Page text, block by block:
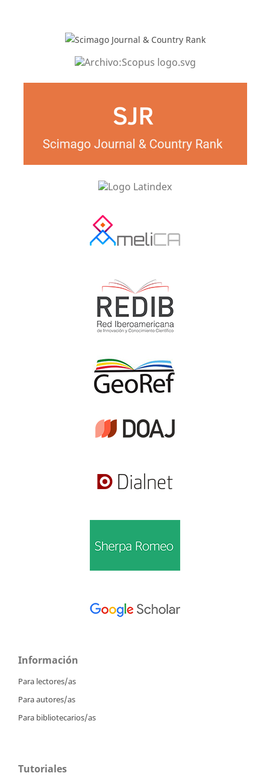
Información
Para lectores/as
Para autores/as
Para bibliotecarios/as
Tutoriales